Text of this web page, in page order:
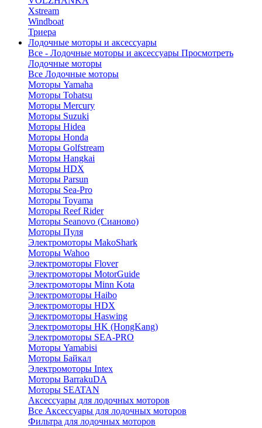
Xstream
Windboat
Триера
Лодочные моторы и аксессуары
Все - Лодочные моторы и аксессуары Просмотреть
Лодочные моторы
Все Лодочные моторы
Моторы Yamaha
Моторы Tohatsu
Моторы Mercury
Моторы Suzuki
Моторы Hidea
Моторы Honda
Моторы Golfstream
Моторы Hangkai
Моторы HDX
Моторы Parsun
Моторы Sea-Pro
Моторы Toyama
Моторы Reef Rider
Моторы Seanovo (Сианово)
Моторы Пуля
Электромоторы MakoShark
Моторы Wahoo
Электромоторы Flover
Электромоторы MotorGuide
Электромоторы Minn Kota
Электромоторы Haibo
Электромоторы HDX
Электромоторы Haswing
Электромоторы HK (HongKang)
Электромоторы SEA-PRO
Моторы Yamabisi
Моторы Байкал
Электромоторы Intex
Моторы BarrakuDA
Моторы SEATAN
Аксессуары для лодочных моторов
Все Аксессуары для лодочных моторов
Фильтра для лодочных моторов